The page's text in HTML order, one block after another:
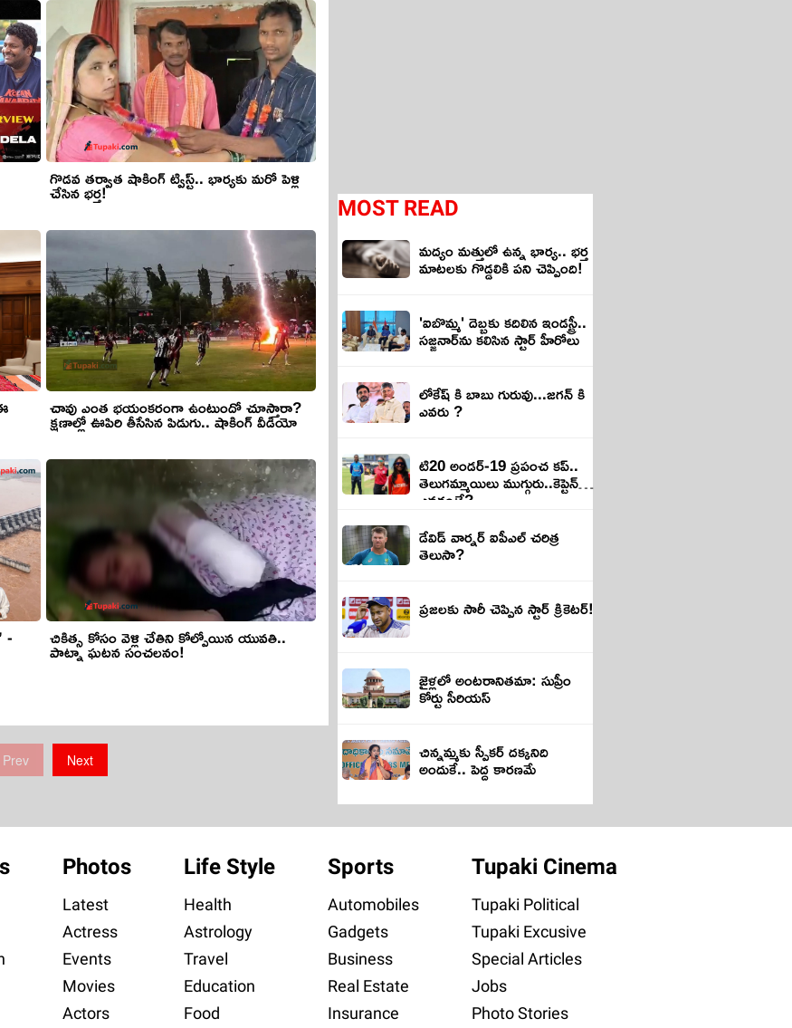
-
గొడవ తర్వాత షాకింగ్ ట్విస్ట్.. భార్యకు మరో పెళ్లి
చేసిన భర్త!
చావు ఎంత భయంకరంగా ఉంటుందో చూస్తారా?
క్షణాల్లో ఊపిరి తీసేసిన పిడుగు.. షాకింగ్ వీడియో
చికిత్స కోసం వెళ్లి చేతిని కోల్పోయిన యువతి..
పాట్నా ఘటన సంచలనం!
Prev Next
MOST READ
మద్యం మత్తులో ఉన్న భార్య.. భర్త
మాటలకు గొడ్డలికి పని చెప్పింది!
'ఐబొమ్మ' దెబ్బకు కదిలిన ఇండస్ట్రీ..
సజ్జనార్‌ను కలిసిన స్టార్ హీరోలు
లోకేష్ కి బాబు గురువు...జగన్ కి
ఎవరు ?
టి20 అండర్-19 ప్రపంచ కప్..
తెలుగమ్మాయిలు ముగ్గురు..కెప్టెన్
ఎవరంటే?
డేవిడ్ వార్నర్ ఐపీఎల్ చరిత్ర
తెలుసా?
ప్రజలకు సారీ చెప్పిన స్టార్ క్రికెటర్!
జైళ్ల‌లో అంట‌రానితమా: సుప్రీం
కోర్టు సీరియ‌స్‌
చిన్నమ్మకు స్పీకర్ దక్కనిది
అందుకే.. పెద్ద కారణమే
Photos
Latest
Actress
Events
Movies
Actors
Life Style
Health
Astrology
Travel
Education
Food
Sports
Automobiles
Gadgets
Business
Real Estate
Insurance
Tupaki Cinema
Tupaki Political
Tupaki Excusive
Special Articles
Jobs
Photo Stories